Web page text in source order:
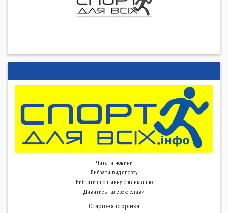
Читати новини
Вибрати вид спорту
Вибрати спортивну органiзацiю
Дивитись галерею слави
Стартова сторiнка